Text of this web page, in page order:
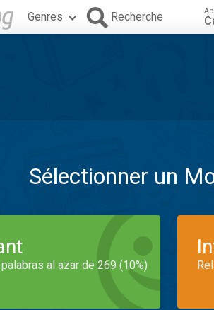
Genres Recherche
Sélectionner un
al azar de 269 (10%)